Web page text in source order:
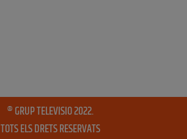
® GRUP TELEVISIO 2022.
TOTS ELS DRETS RESERVATS